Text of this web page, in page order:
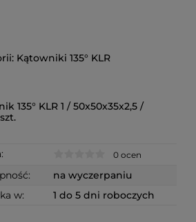
Kątowniki 135° KLR
135° KLR 1 / 50x50x35x2,5 /
0 ocen
na wyczerpaniu
w:
1 do 5 dni roboczych